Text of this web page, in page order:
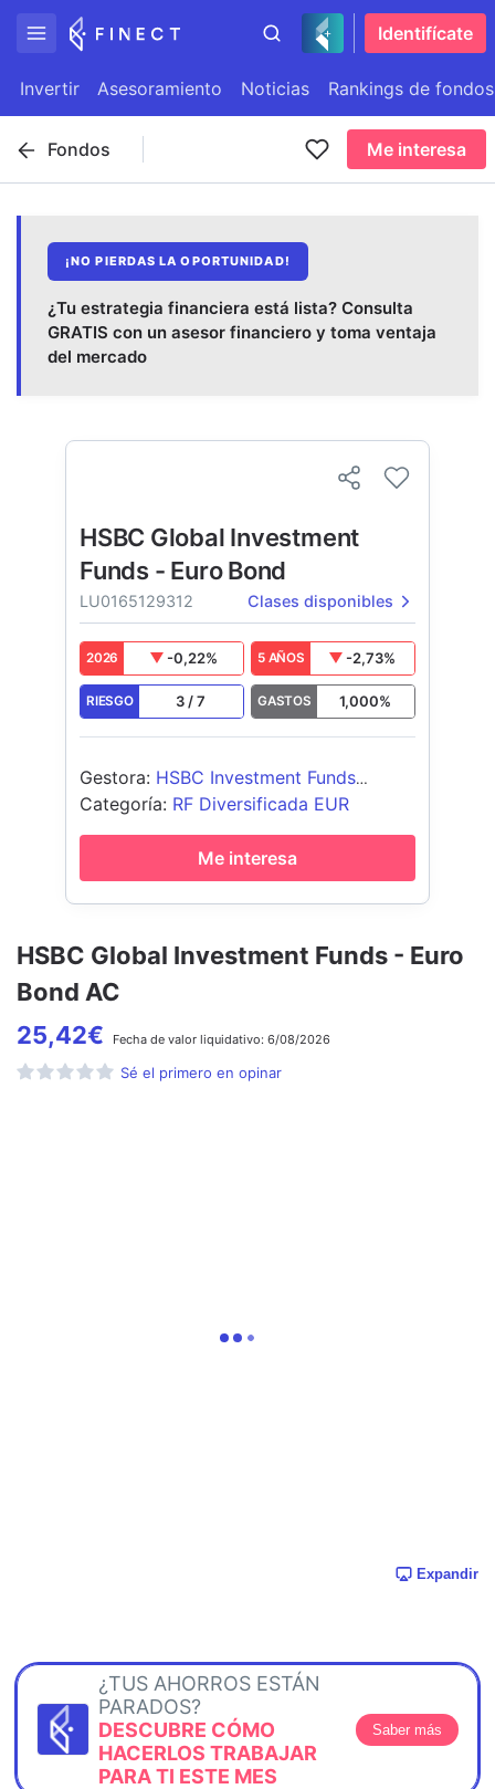
Identifícate
Invertir Asesoramiento Noticias Rankings de fondos
Fondos Me interesa
¡NO PIERDAS LA OPORTUNIDAD!
¿Tu estrategia financiera está lista? Consulta
GRATIS con un asesor financiero y toma ventaja
del mercado
HSBC Global Investment Funds - Euro
Bond AC
25,42€ Fecha de valor liquidativo: 6/08/2026
Sé el primero en opinar
Expandir
¿TUS AHORROS ESTÁN
PARADOS?
DESCUBRE CÓMO
HACERLOS TRABAJAR
PARA TI ESTE MES
Saber más
HSBC Global Investment
Funds - Euro Bond
LU0165129312 Clases disponibles
2026 -0,22% 5 AÑOS -2,73%
RIESGO 3 /7 GASTOS 1,000%
Gestora: HSBC Investment Funds
(Luxembourg) S.A.
Categoría: RF Diversificada EUR
Me interesa